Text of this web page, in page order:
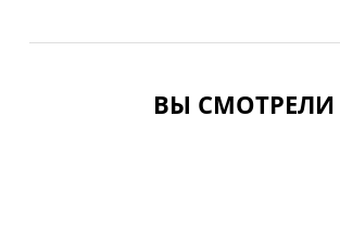
ВЫ СМОТРЕЛИ